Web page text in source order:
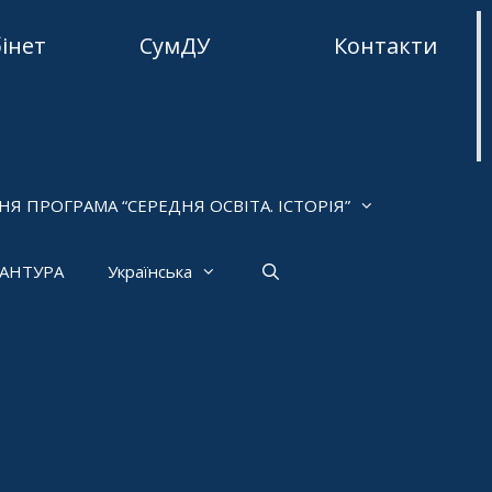
СумДУ Контакти
ПРОГРАМА “СЕРЕДНЯ ОСВІТА. ІСТОРІЯ”
Українська